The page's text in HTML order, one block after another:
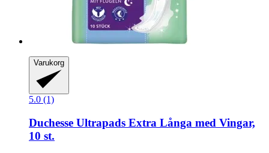
Varukorg
5.0 (1)
Duchesse Ultrapads Extra Långa med Vingar,
10 st.